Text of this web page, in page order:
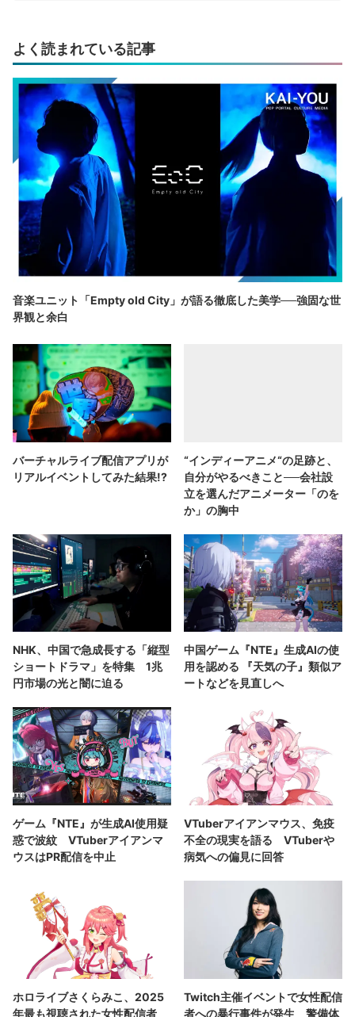
よく読まれている記事
音楽ユニット「Empty old City」が語る徹底した美学──強固な世
界観と余白
バーチャルライブ配信アプリが
リアルイベントしてみた結果!?
“インディーアニメ“の足跡と、
自分がやるべきこと──会社設
立を選んだアニメーター「のを
か」の胸中
NHK、中国で急成長する「縦型
ショートドラマ」を特集 1兆
円市場の光と闇に迫る
中国ゲーム『NTE』生成AIの使
用を認める 『天気の子』類似ア
ートなどを見直しへ
ゲーム『NTE』が生成AI使用疑
惑で波紋 VTuberアイアンマ
ウスはPR配信を中止
VTuberアイアンマウス、免疫
不全の現実を語る VTuberや
病気への偏見に回答
ホロライブさくらみこ、2025
年最も視聴された女性配信者
Twitch主催イベントで女性配信
者への暴行事件が発生 警備体